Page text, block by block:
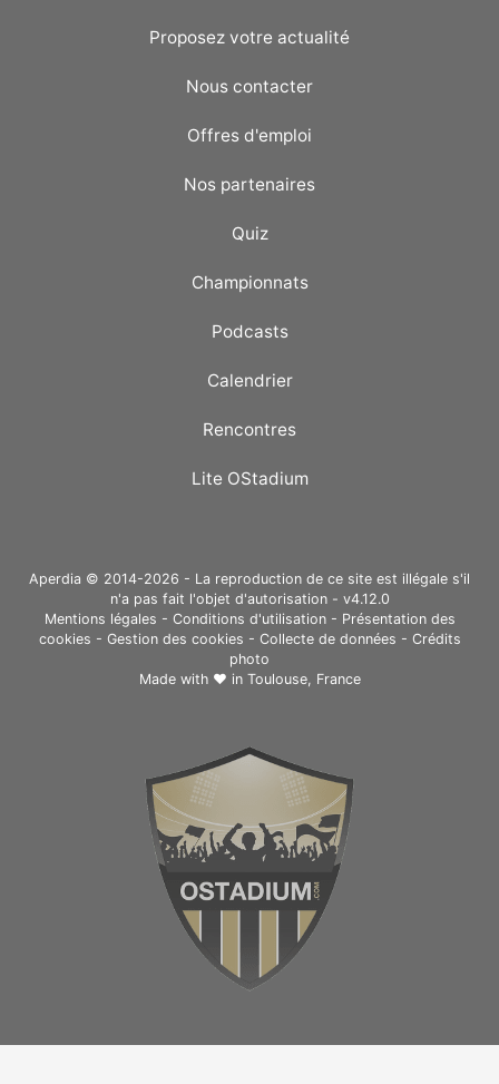
Proposez votre actualité
Nous contacter
Offres d'emploi
Nos partenaires
Quiz
Championnats
Podcasts
Calendrier
Rencontres
Lite OStadium
Aperdia © 2014-2026 - La reproduction de ce site est illégale s'il
n'a pas fait l'objet d'autorisation - v4.12.0
Mentions légales - Conditions d'utilisation- Présentation des
cookies - Gestion des cookies - Collecte de données - Crédits
photo
Made with ❤ in Toulouse, France